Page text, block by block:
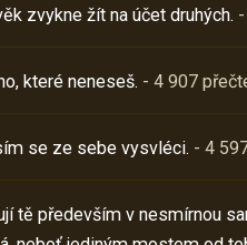
zvykne žít na účet druhých.
které neneseš. - 4 907
se ze sebe vysvléci. - 4
tě především v nesmírnou